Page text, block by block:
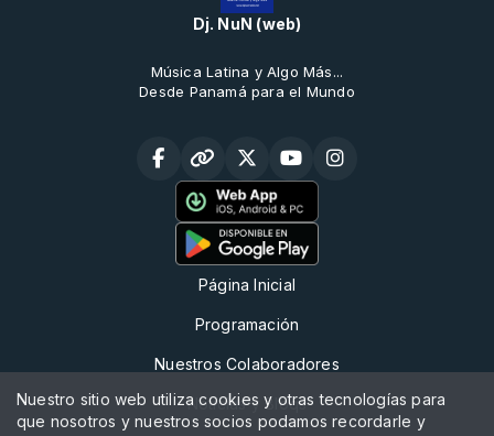
Dj. NuN (web)
Música Latina y Algo Más...
Desde Panamá para el Mundo
Página Inicial
Programación
Nuestros Colaboradores
Noticias y Bloqs
Nuestro sitio web utiliza cookies y otras tecnologías para
que nosotros y nuestros socios podamos recordarle y